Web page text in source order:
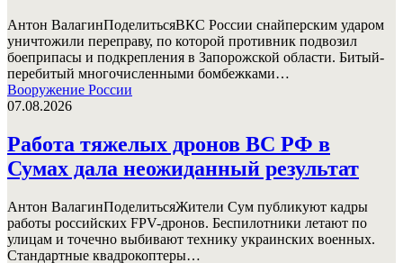
Антон ВалагинПоделитьсяВКС России снайперским ударом
уничтожили переправу, по которой противник подвозил
боеприпасы и подкрепления в Запорожской области. Битый-
перебитый многочисленными бомбежками…
Вооружение России
07.08.2026
Работа тяжелых дронов ВС РФ в
Сумах дала неожиданный результат
Антон ВалагинПоделитьсяЖители Сум публикуют кадры
работы российских FPV-дронов. Беспилотники летают по
улицам и точечно выбивают технику украинских военных.
Стандартные квадрокоптеры…